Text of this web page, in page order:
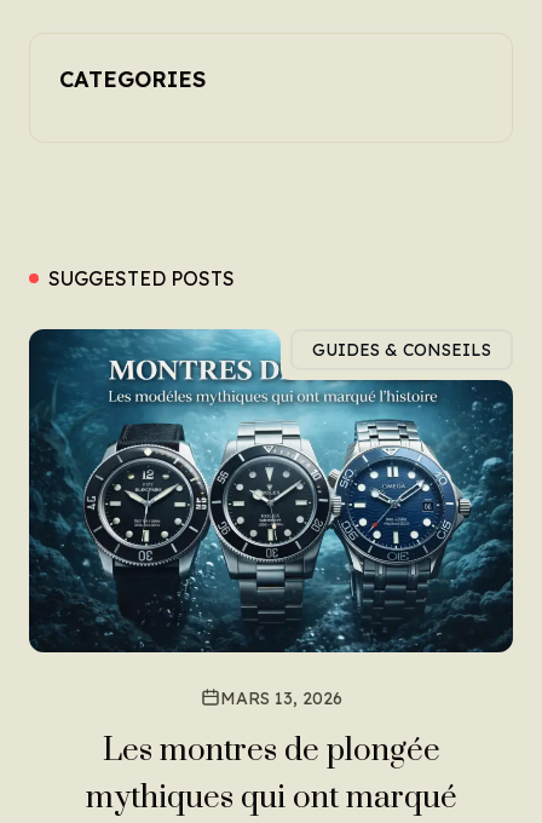
CATEGORIES
SUGGESTED POSTS
GUIDES & CONSEILS
MARS 13, 2026
Les montres de plongée
mythiques qui ont marqué